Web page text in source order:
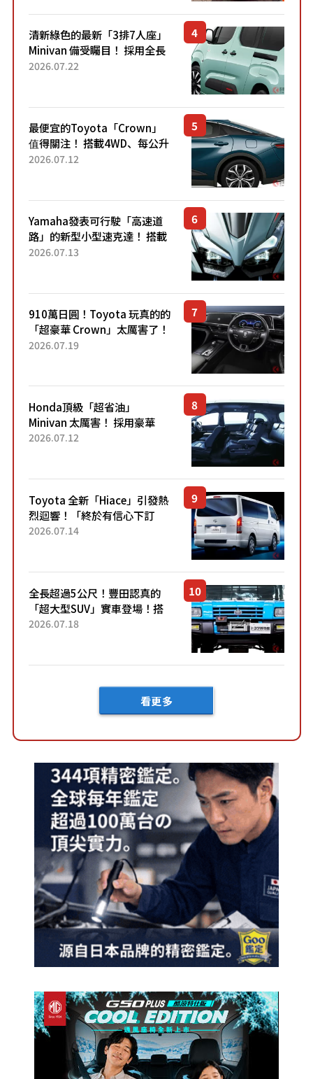
清新綠色的最新「3排7人座」
Minivan 備受矚目！ 採用全長
4.7公尺剛剛好的車身尺寸與
2026.07.22
最便宜的Toyota「Crown」
值得關注！ 搭載4WD、每公升
22.4公里低油耗表現超亮眼！
2026.07.12
Yamaha發表可行駛「高速道
路」的新型小型速克達！ 搭載
能享受超強勁「渦輪感」的動
2026.07.13
910萬日圓！Toyota 玩真的的
「超豪華 Crown」太厲害了！
採用由「匠人技藝」打造的
2026.07.19
Honda頂級「超省油」
Minivan 太厲害！ 採用豪華
「真皮座椅」與專屬「黑色內
「三...
2026.07.12
Toyota 全新「Hiace」引發熱
烈迴響！「終於有信心下訂
了！」「哪個等級交車最
車？...
2026.07.14
全長超過5公尺！豐田認真的
「超大型SUV」實車登場！搭
載後輪也會轉向的「四輪轉
「Mega C...
2026.07.18
看更多